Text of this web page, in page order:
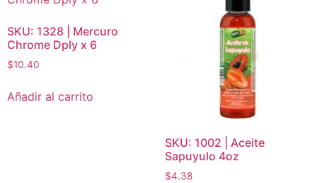
SKU: 1328 | Mercuro
Chrome Dply x 6
$10.40
Añadir al carrito
SKU: 1002 | Aceite
Sapuyulo 4oz
$4.38